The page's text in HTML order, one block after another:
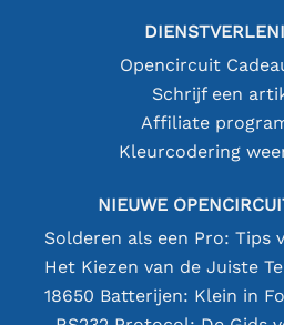
Opencircuit
Schrijf een
Affiliate
Kleurcodering
NIEUWE